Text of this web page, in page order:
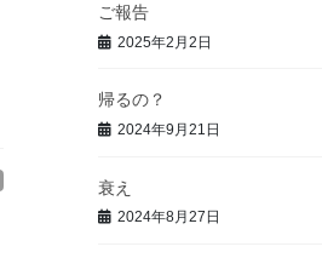
ご報告
2025年2月2日
帰るの？
2024年9月21日
衰え
2024年8月27日